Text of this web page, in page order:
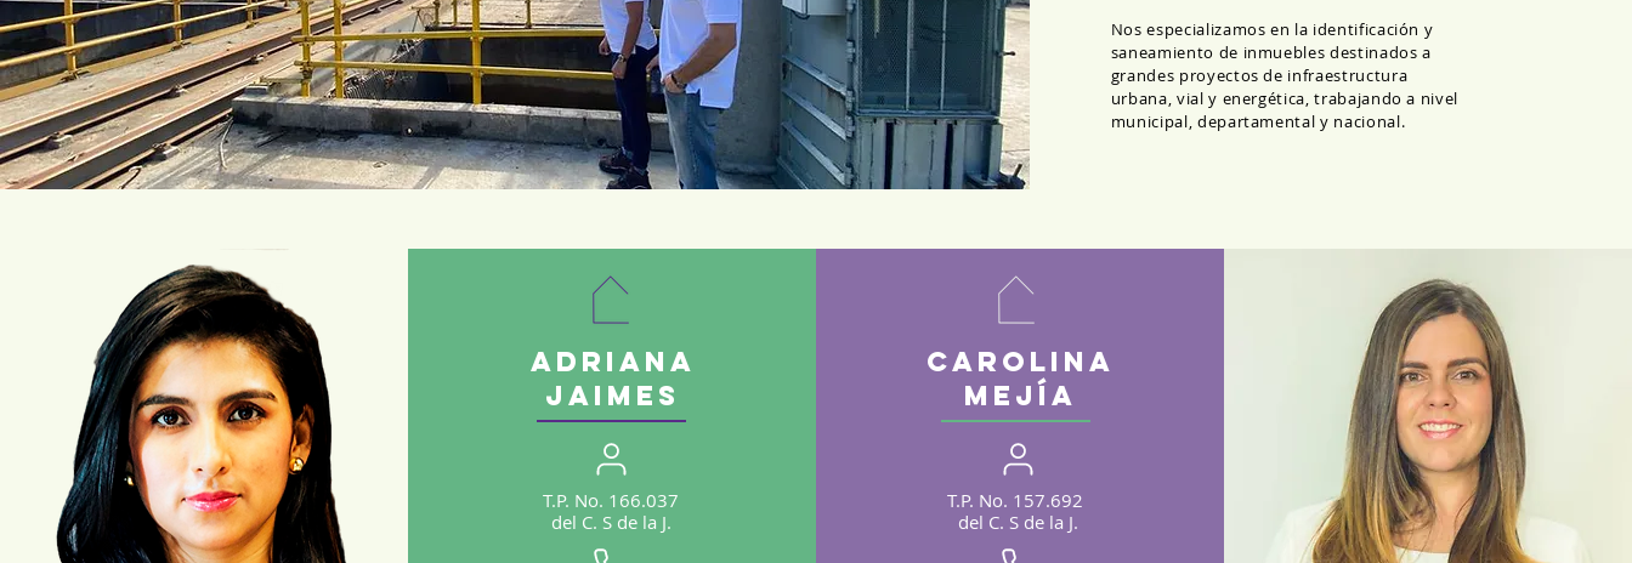
Nos especializamos en la identificación y
saneamiento de inmuebles destinados a
grandes proyectos de infraestructura
urbana, vial y energética, trabajando a nivel
municipal, departamental y nacional.
Adriana
Jaimes
T.P. No. 166.037
del C. S de la J.
Carolina
Mejía
T.P. No. 157.692
del C. S de la J.